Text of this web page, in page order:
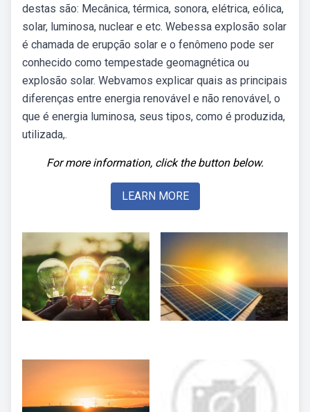
destas são: Mecânica, térmica, sonora, elétrica, eólica,
solar, luminosa, nuclear e etc. Webessa explosão solar
é chamada de erupção solar e o fenômeno pode ser
conhecido como tempestade geomagnética ou
explosão solar. Webvamos explicar quais as principais
diferenças entre energia renovável e não renovável, o
que é energia luminosa, seus tipos, como é produzida,
utilizada,.
For more information, click the button below.
LEARN MORE